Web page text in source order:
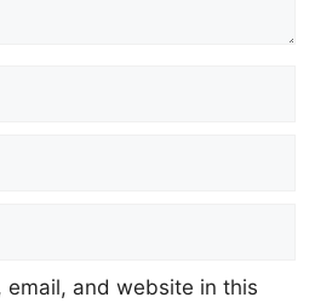
email, and website in this